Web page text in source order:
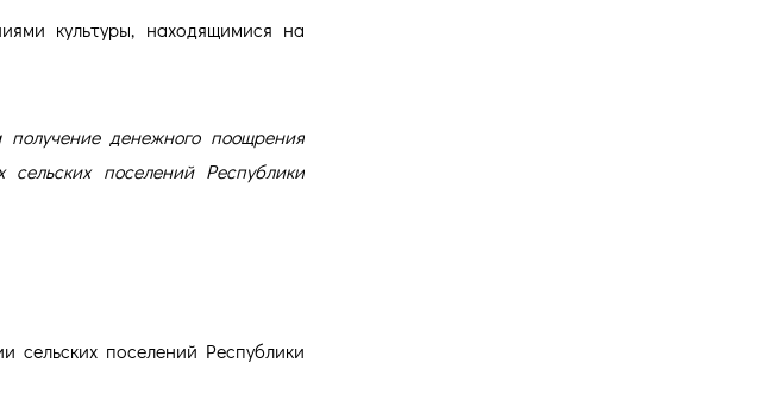
культуры, находящимися на
денежного поощрения
поселений Республики
сельских поселений Республики